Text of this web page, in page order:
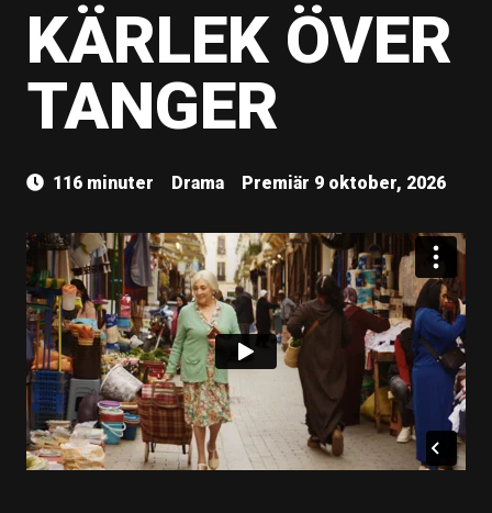
KÄRLEK ÖVER
TANGER
116 minuter Drama Premiär 9 oktober, 2026